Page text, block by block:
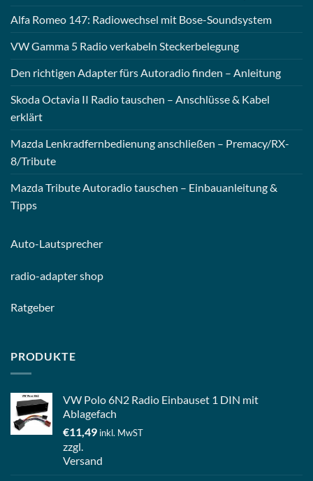
Alfa Romeo 147: Radiowechsel mit Bose-Soundsystem
VW Gamma 5 Radio verkabeln Steckerbelegung
Den richtigen Adapter fürs Autoradio finden – Anleitung
Skoda Octavia II Radio tauschen – Anschlüsse & Kabel
erklärt
Mazda Lenkradfernbedienung anschließen – Premacy/RX-
8/Tribute
Mazda Tribute Autoradio tauschen – Einbauanleitung &
Tipps
Auto-Lautsprecher
radio-adapter shop
Ratgeber
PRODUKTE
VW Polo 6N2 Radio Einbauset 1 DIN mit
Ablagefach
€11,49 inkl. MwST
zzgl.
Versand